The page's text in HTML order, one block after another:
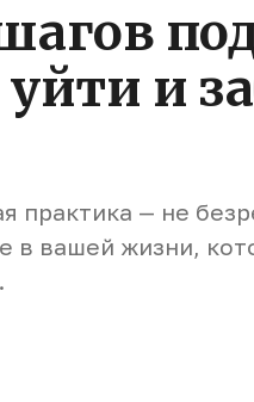
уйти и
практика — не
в вашей жизни,